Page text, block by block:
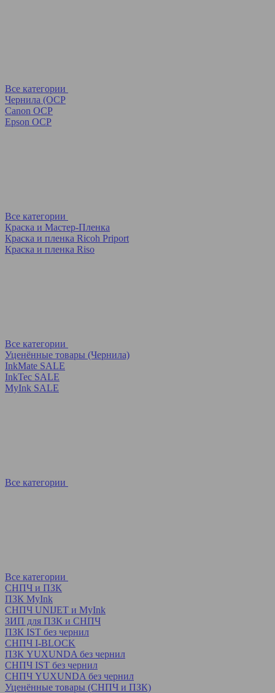
Все категории
Чернила (OCP
Canon OCP
Epson OCP
Все категории
Краска и Мастер-Пленка
Краска и пленка Ricoh Priport
Краска и пленка Riso
Все категории
Уценённые товары (Чернила)
InkMate SALE
InkTec SALE
MyInk SALE
Все категории
Все категории
СНПЧ и ПЗК
ПЗК MyInk
СНПЧ UNIJET и MyInk
ЗИП для ПЗК и СНПЧ
ПЗК IST без чернил
СНПЧ I-BLOCK
ПЗК YUXUNDA без чернил
СНПЧ IST без чернил
СНПЧ YUXUNDA без чернил
Уценённые товары (СНПЧ и ПЗК)